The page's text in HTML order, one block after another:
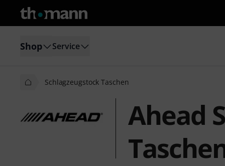
Shop Service
Schlagzeugstock Taschen
Ahead